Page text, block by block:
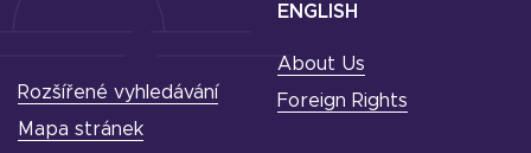
ENGLISH
About Us
Foreign Rights
Rozšířené vyhledávání
Mapa stránek